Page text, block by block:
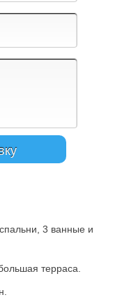
3 ванные и
терраса.